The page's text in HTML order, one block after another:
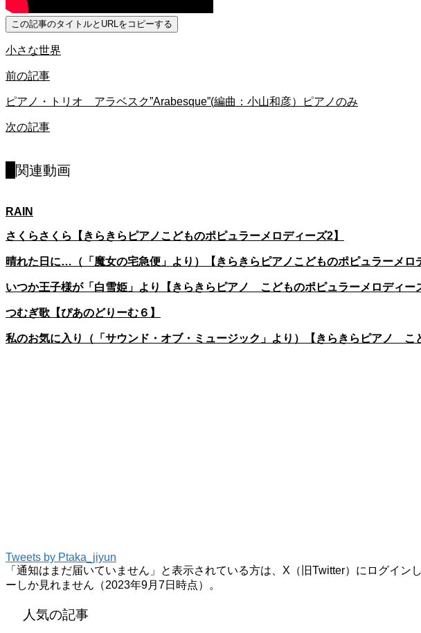
この記事のタイトルとURLをコピーする
小さな世界
前の記事
ピアノ・トリオ アラベスク”Arabesque”(編曲：小山和彦）ピアノのみ
次の記事
関連動画
RAIN
さくらさくら【きらきらピアノこどものポピュラーメロディーズ2】
晴れた日に…（「魔女の宅急便」より）【きらきらピアノこどものポピュラーメロ
いつか王子様が「白雪姫」より【きらきらピアノ こどものポピュラーメロディー
つむぎ歌【ぴあのどりーむ６】
私のお気に入り（「サウンド・オブ・ミュージック」より）【きらきらピアノ こ
Tweets by Ptaka_jiyun
「通知はまだ届いていません」と表示されている方は、X（旧Twitter）にログイ
ーしか見れません（2023年9月7日時点）。
人気の記事